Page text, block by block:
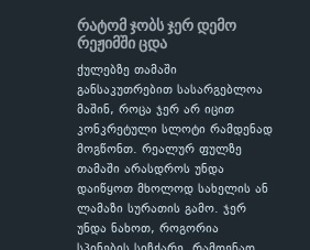
რატომ ჯობს ჯერ დემო
რეჟიმში ცდა
ქულებზე თამაში
განსაკუთრებით სასარგებლოა
მაშინ, როცა ჯერ არ იცით
კონკრეტული სლოტი რამდენად
მოგწონთ. რეალურ ფულზე
თამაში არასდროს უნდა
დაიწყოთ მხოლოდ სახელის ან
ლამაზი სურათის გამო. ჯერ
უნდა ნახოთ, როგორია